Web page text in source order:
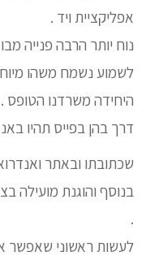
אפליקציית ויד .
נוח יותר הרבה פנייה
לשמוע נשמח משהו
היחידה משרדנו הטופס .
דרך בהן בפייס תהיו
שכתובתו ובאתר
בנוסף והוגנת מועילה
.
לעשות ראשוני שאפשר